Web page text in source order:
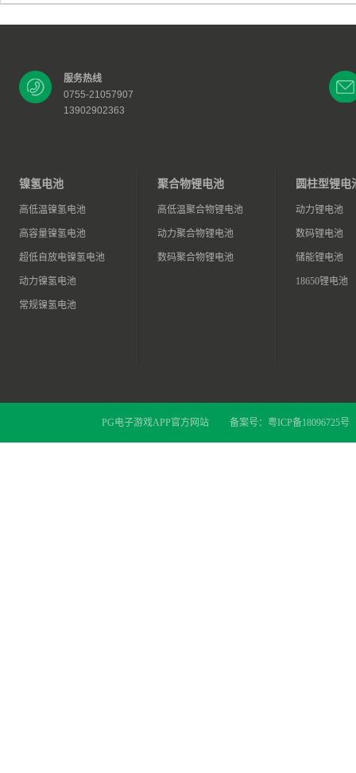
服务热线
0755-21057907
13902902363
镍氢电池
高低温镍氢电池
高容量镍氢电池
超低自放电镍氢电池
动力镍氢电池
常规镍氢电池
聚合物锂电池
高低温聚合物锂电池
动力聚合物锂电池
数码聚合物锂电池
圆柱型锂电
动力锂电池
数码锂电池
储能锂电池
18650锂电池
PG电子游戏APP官方网站 备案号： 粤ICP备18096725号